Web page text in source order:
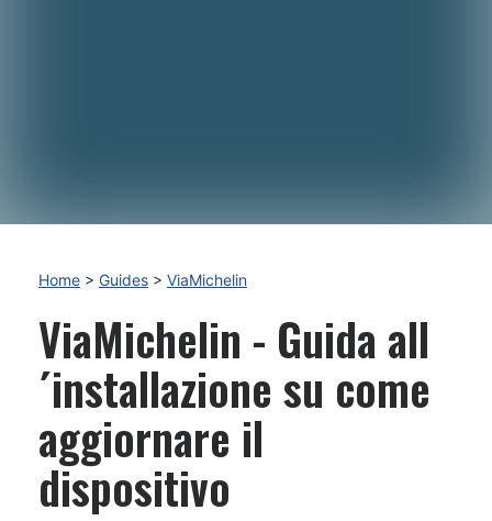
Home > Guides > ViaMichelin
ViaMichelin - Guida all
´installazione su come
aggiornare il
dispositivo